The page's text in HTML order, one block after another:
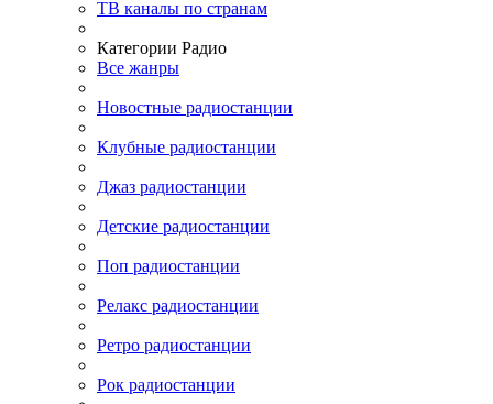
ТВ каналы по странам
Категории Радио
Все жанры
Новостные радиостанции
Клубные радиостанции
Джаз радиостанции
Детские радиостанции
Поп радиостанции
Релакс радиостанции
Ретро радиостанции
Рок радиостанции